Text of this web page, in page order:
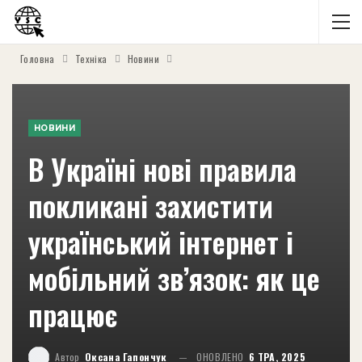
Головна Техніка Новини
НОВИНИ
В Україні нові правила
покликані захистити
український інтернет і
мобільний зв’язок: як це
працює
Автор Оксана Гапончук ОНОВЛЕНО 6 ТРА, 2025